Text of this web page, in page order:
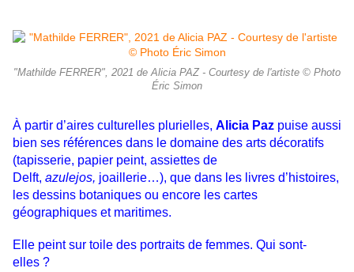
"Mathilde FERRER", 2021 de Alicia PAZ - Courtesy de l'artiste © Photo
Éric Simon
À partir d’aires culturelles plurielles, Alicia Paz puise aussi
bien ses références dans le domaine des arts décoratifs
(tapisserie, papier peint, assiettes de
Delft, azulejos, joaillerie…), que dans les livres d’histoires,
les dessins botaniques ou encore les cartes
géographiques et maritimes.
Elle peint sur toile des portraits de femmes. Qui sont-
elles ?